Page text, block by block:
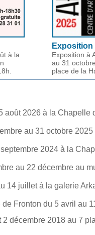
à la
Exposition
Exposition à
au 31
place de la
août 2026 à la Chapelle
au 31 octobre
2024 à la
au 22 décembre au
14 juillet à la galerie
Fronton du 5 avril au
2 décembre 2018 au 7